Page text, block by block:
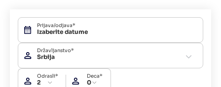
Prijava/odjava*
Državljanstvo*
Srbija
Odrasli*
2
Deca*
0